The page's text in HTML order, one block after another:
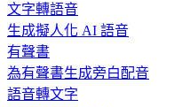
文字轉語音
生成擬人化 AI 語音
有聲書
為有聲書生成旁白配音
語音轉文字